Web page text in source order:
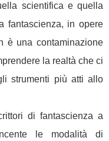
scientifica e quella
fantascienza, in opere
è una contaminazione
la realtà che ci
strumenti più atti allo
di fantascienza a
le modalità di